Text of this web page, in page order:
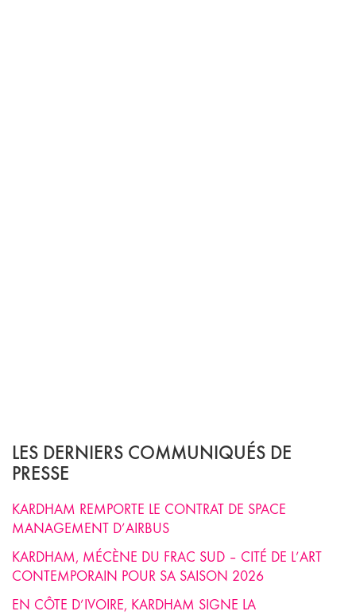
LES DERNIERS COMMUNIQUÉS DE
PRESSE
KARDHAM REMPORTE LE CONTRAT DE SPACE
MANAGEMENT D’AIRBUS
KARDHAM, MÉCÈNE DU FRAC SUD – CITÉ DE L’ART
CONTEMPORAIN POUR SA SAISON 2026
EN CÔTE D’IVOIRE, KARDHAM SIGNE LA